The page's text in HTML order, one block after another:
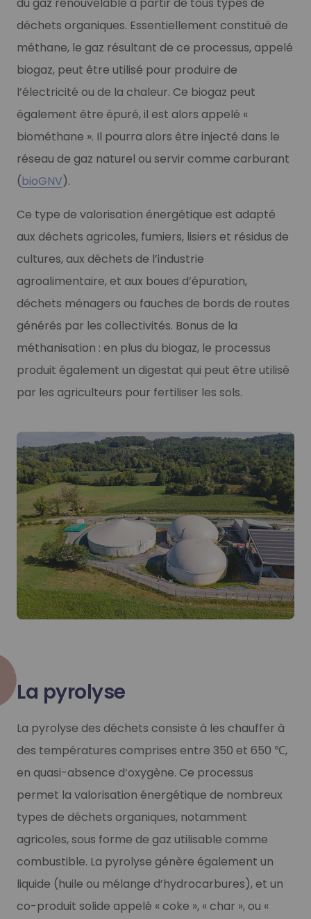
déchets organiques. Essentiellement constitué de
méthane, le gaz résultant de ce processus, appelé
biogaz, peut être utilisé pour produire de
l’électricité ou de la chaleur. Ce biogaz peut
également être épuré, il est alors appelé «
biométhane ». Il pourra alors être injecté dans le
réseau de gaz naturel ou servir comme carburant
(bioGNV).
Ce type de valorisation énergétique est adapté
aux déchets agricoles, fumiers, lisiers et résidus de
cultures, aux déchets de l’industrie
agroalimentaire, et aux boues d’épuration,
déchets ménagers ou fauches de bords de routes
générés par les collectivités. Bonus de la
méthanisation : en plus du biogaz, le processus
produit également un digestat qui peut être utilisé
par les agriculteurs pour fertiliser les sols.
La pyrolyse
La pyrolyse des déchets consiste à les chauffer à
des températures comprises entre 350 et 650 ℃,
en quasi-absence d’oxygène. Ce processus
permet la valorisation énergétique de nombreux
types de déchets organiques, notamment
agricoles, sous forme de gaz utilisable comme
combustible. La pyrolyse génère également un
liquide (huile ou mélange d’hydrocarbures), et un
co-produit solide appelé « coke », « char », ou «